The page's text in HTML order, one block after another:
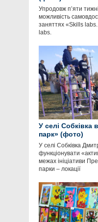
Упродовж пʼяти
можливість
заняттях «Skills
labs.
У селі Собківка
парк» (фото)
У селі Собківка
функціонувати
межах ініціативи
парки – локації